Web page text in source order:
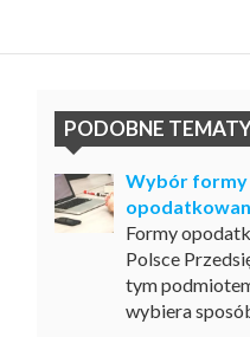
PODOBNE
Wybór formy
Formy
Polsce
tym
wybiera